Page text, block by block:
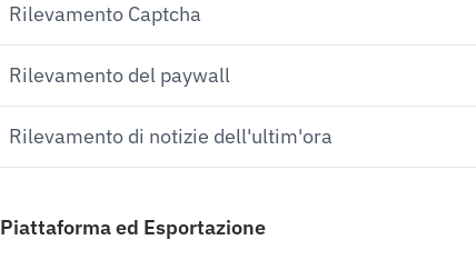
Rilevamento Captcha
Rilevamento del paywall
Rilevamento di notizie dell'ultim'ora
Piattaforma ed Esportazione